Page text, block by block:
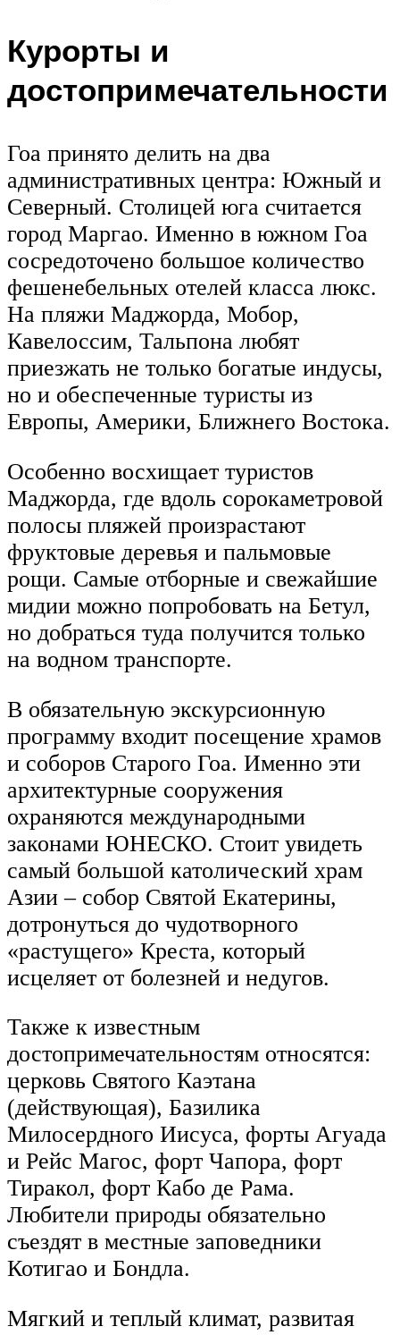
Курорты и
достопримечательности
Гоа принято делить на два
административных центра: Южный и
Северный. Столицей юга считается
город Маргао. Именно в южном Гоа
сосредоточено большое количество
фешенебельных отелей класса люкс.
На пляжи Маджорда, Мобор,
Кавелоссим, Тальпона любят
приезжать не только богатые индусы,
но и обеспеченные туристы из
Европы, Америки, Ближнего Востока.
Особенно восхищает туристов
Маджорда, где вдоль сорокаметровой
полосы пляжей произрастают
фруктовые деревья и пальмовые
рощи. Самые отборные и свежайшие
мидии можно попробовать на Бетул,
но добраться туда получится только
на водном транспорте.
В обязательную экскурсионную
программу входит посещение храмов
и соборов Старого Гоа. Именно эти
архитектурные сооружения
охраняются международными
законами ЮНЕСКО. Стоит увидеть
самый большой католический храм
Азии – собор Святой Екатерины,
дотронуться до чудотворного
«растущего» Креста, который
исцеляет от болезней и недугов.
Также к известным
достопримечательностям относятся:
церковь Святого Каэтана
(действующая), Базилика
Милосердного Иисуса, форты Агуада
и Рейс Магос, форт Чапора, форт
Тиракол, форт Кабо де Рама.
Любители природы обязательно
съездят в местные заповедники
Котигао и Бондла.
Мягкий и теплый климат, развитая